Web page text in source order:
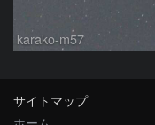
karako-m57
サイトマップ